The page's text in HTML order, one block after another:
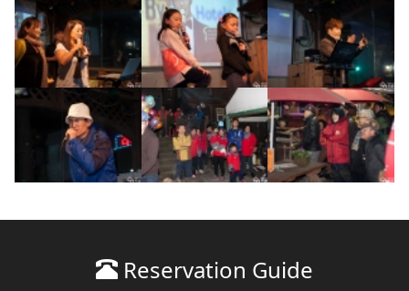
Reservation Guide